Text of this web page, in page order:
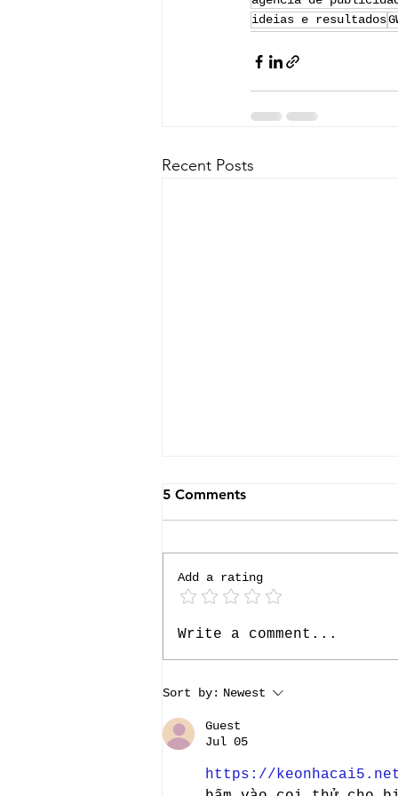
ideias e resultados
Recent Posts
Fanática cria evento que
5 Comments
Add a rating
Write a comment...
Sort by: Newest
Guest
Jul 05
https://